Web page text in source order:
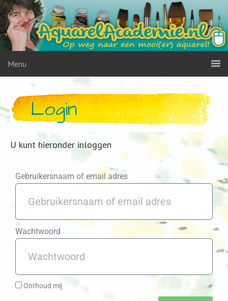
Menu
Login
U kunt hieronder inloggen
Gebruikersnaam of email adres
Wachtwoord
Onthoud mij